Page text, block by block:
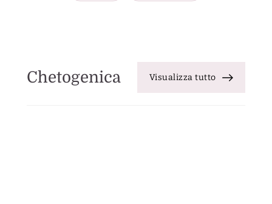
Chetogenica Visualizza tutto